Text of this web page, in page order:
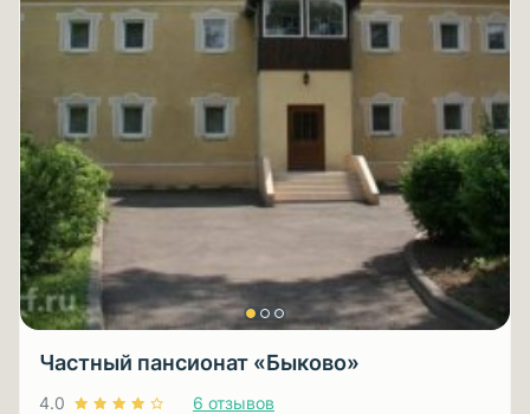
Частный пансионат «Быково»
4.0 6 отзывов